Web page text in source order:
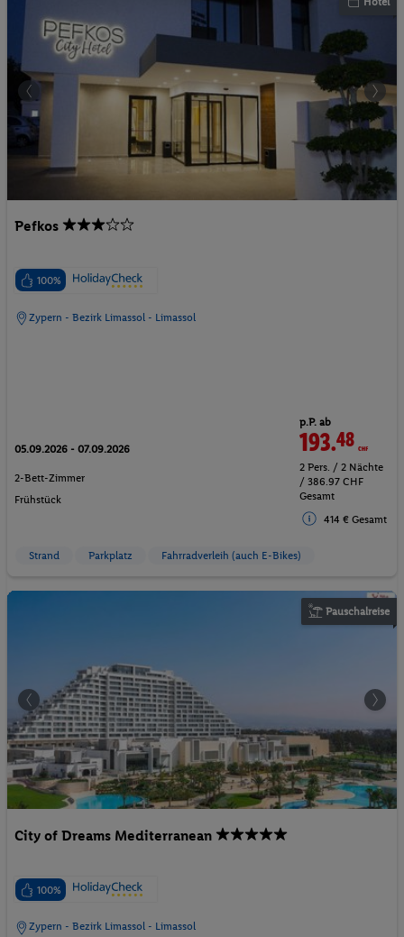
Pefkos
100%
Zypern - Bezirk Limassol - Limassol
05.09.2026 - 07.09.2026
2-Bett-Zimmer
Frühstück
p.P. ab
193.48CHF
2 Pers. / 2 Nächte
/ 386.97 CHF
Gesamt
414 € Gesamt
Strand Parkplatz Fahrradverleih (auch E-Bikes)
Pauschalreise
City of Dreams Mediterranean
100%
Zypern - Bezirk Limassol - Limassol